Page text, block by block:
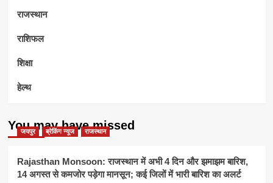
राजस्थान
राशिफल
शिक्षा
हेल्थ
You may have missed
जयपुर ब्रेकिंग न्यूज राजस्थान
Rajasthan Monsoon: राजस्थान में अभी 4 दिन और झमाझम बारिश,
14 अगस्त से कमजोर पड़ेगा मानसून; कई जिलों में भारी बारिश का अलर्ट